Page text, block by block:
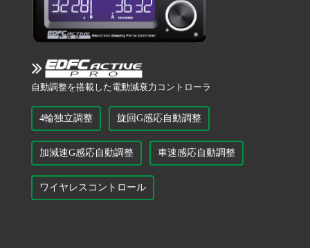
自動調整を搭載した電動減衰力コントローラ
4輪独立調整 旋回G感応自動調整
加減速G感応自動調整 車速感応自動調整
ワイヤレスコントロール